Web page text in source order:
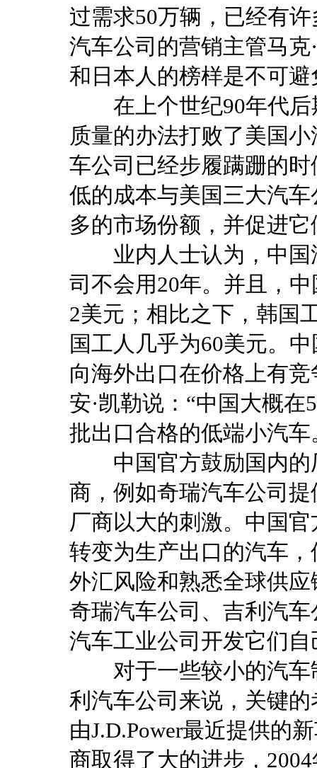
过需求50万辆，已经有
汽车公司的营销主管马
和日本人的榜样是不可避
在上个世纪90年代后
质量的办法打败了美国
车公司已经步履蹒跚的
低的成本与美国三大汽
多的市场份额，并促进
业内人士认为，中国
司不会用20年。并且，
2美元；相比之下，韩国
国工人几乎为60美元。
向海外出口在价格上有
安·凯勒说：“中国大概
批出口合格的低端小汽车
中国官方鼓励国内的
商，例如奇瑞汽车公司
厂商以大的刺激。中国
转变为生产出口的汽车
外汇风险和熟悉全球供
奇瑞汽车公司、吉利汽
汽车工业公司开发它们
对于一些较小的汽车
利汽车公司来说，关键
由J.D.Power最近提供的
商取得了大的进步，